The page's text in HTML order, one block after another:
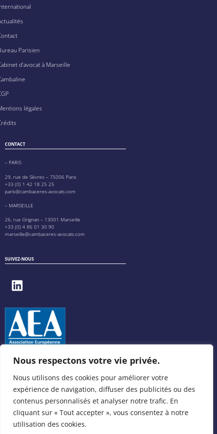
Nous respectons votre vie privée.
Nous utilisons des cookies pour améliorer votre
expérience de navigation, diffuser des publicités ou des
contenus personnalisés et analyser notre trafic. En
cliquant sur « Tout accepter », vous consentez à notre
utilisation des cookies.
Parisien
d’avocat à Marseille
légales
CONTACT
– PARIS
29, rue de Sèvres – 75006 Paris
+33 (0) 1 42 18 25 25
paris@cambaceres-avocats.com
– MARSEILLE
26, rue Grignan – 13001 Marseille
+33 (0) 4 86 01 30 90
marseille@cambaceres-avocats.com
SUIVEZ-NOUS